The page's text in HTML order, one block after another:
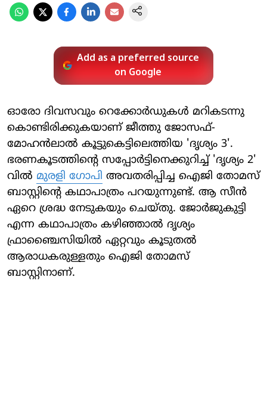
Add as a preferred source
on Google
ഓരോ ദിവസവും റെക്കോർഡുകൾ മറികടന്നു
കൊണ്ടിരിക്കുകയാണ് ജീത്തു ജോസഫ്-
മോഹൻലാൽ കൂട്ടുകെട്ടിലെത്തിയ 'ദൃശ്യം 3'.
ഭരണകൂടത്തിന്റെ സപ്പോർട്ടിനെക്കുറിച്ച് 'ദൃശ്യം 2'
വിൽ മുരളി ​ഗോപി അവതരിപ്പിച്ച ഐജി തോമസ്
ബാസ്റ്റിന്റെ കഥാപാത്രം പറയുന്നുണ്ട്. ആ സീൻ
ഏറെ ശ്രദ്ധ നേടുകയും ചെയ്തു. ജോർജുകുട്ടി
എന്ന കഥാപാത്രം കഴിഞ്ഞാൽ ദൃശ്യം
ഫ്രാഞ്ചൈസിയിൽ ഏറ്റവും കൂടുതൽ
ആരാധകരുള്ളതും ഐജി തോമസ്
ബാസ്റ്റിനാണ്.